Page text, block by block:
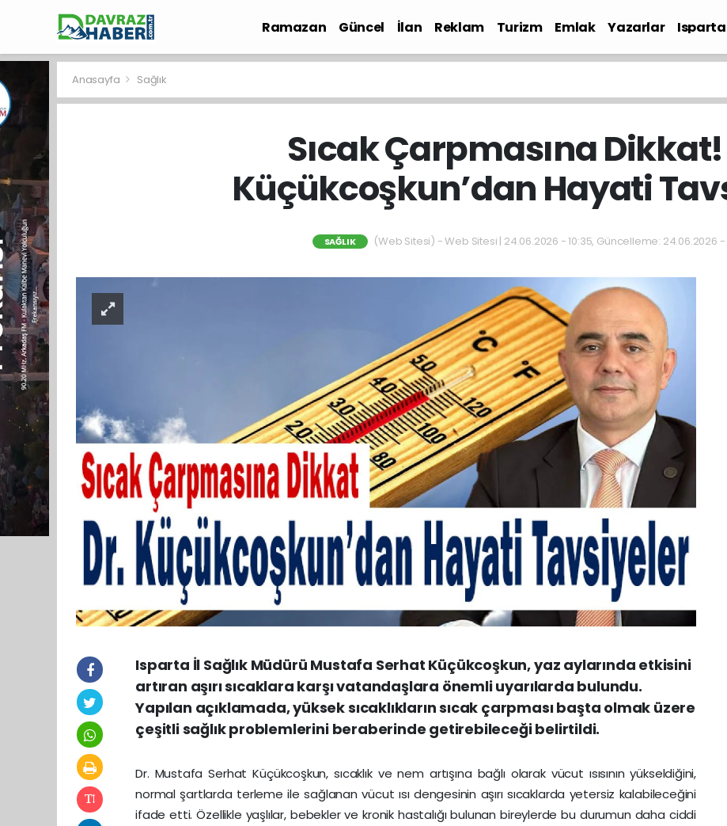
Ramazan Güncel İlan Reklam Turizm Emlak Yazarlar
Isparta
Anasayfa Sağlık
Sıcak Çarpmasına
Küçükcoşkun’dan Hayati
SAĞLIK (Web Sitesi) - Web Sitesi | 24.06.2026 - 10:35, Güncelleme: 24.06.2026 -
Isparta İl Sağlık Müdürü Mustafa Serhat Küçükcoşkun, yaz aylarında etkisini
artıran aşırı sıcaklara karşı vatandaşlara önemli uyarılarda bulundu.
Yapılan açıklamada, yüksek sıcaklıkların sıcak çarpması başta olmak üzere
çeşitli sağlık problemlerini beraberinde getirebileceği belirtildi.
Dr. Mustafa Serhat Küçükcoşkun, sıcaklık ve nem artışına bağlı olarak vücut ısısının yükseldiğini,
normal şartlarda terleme ile sağlanan vücut ısı dengesinin aşırı sıcaklarda yetersiz kalabileceğini
ifade etti. Özellikle yaşlılar, bebekler ve kronik hastalığı bulunan bireylerde bu durumun daha ciddi